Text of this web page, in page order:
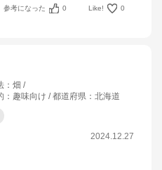
参考になった 0 Like! 0
： 畑
： 趣味向け 都道府県 ： 北海道
2024.12.27